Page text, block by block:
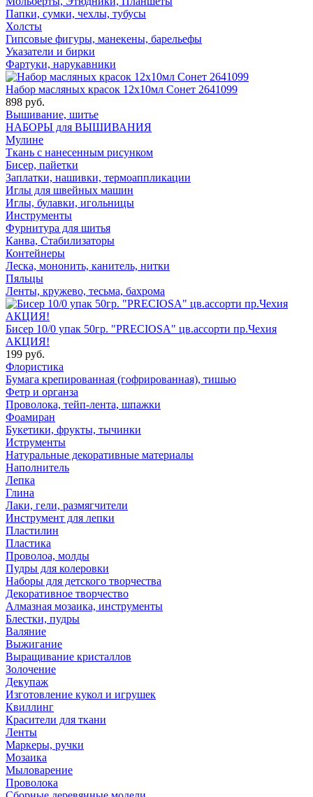
Папки, сумки, чехлы, тубусы
Холсты
Гипсовые фигуры, манекены, барельефы
Указатели и бирки
Фартуки, нарукавники
Набор масляных красок 12х10мл Сонет 2641099
898 руб.
Вышивание, шитье
НАБОРЫ для ВЫШИВАНИЯ
Мулине
Ткань с нанесенным рисунком
Бисер, пайетки
Заплатки, нашивки, термоаппликации
Иглы для швейных машин
Иглы, булавки, игольницы
Инструменты
Фурнитура для шитья
Канва, Стабилизаторы
Контейнеры
Леска, мононить, канитель, нитки
Пяльцы
Ленты, кружево, тесьма, бахрома
Бисер 10/0 упак 50гр. "PRECIOSA" цв.ассорти пр.Чехия
АКЦИЯ!
199 руб.
Флористика
Бумага крепированная (гофрированная), тишью
Фетр и органза
Проволока, тейп-лента, шпажки
Фоамиран
Букетики, фрукты, тычинки
Иструменты
Натуральные декоративные материалы
Наполнитель
Лепка
Глина
Лаки, гели, размягчители
Инструмент для лепки
Пластилин
Пластика
Проволоа, молды
Пудры для колеровки
Наборы для детского творчества
Декоративное творчество
Алмазная мозаика, инструменты
Блестки, пудры
Валяние
Выжигание
Выращивание кристаллов
Золочение
Декупаж
Изготовление кукол и игрушек
Квиллинг
Красители для ткани
Ленты
Маркеры, ручки
Мозаика
Мыловарение
Проволока